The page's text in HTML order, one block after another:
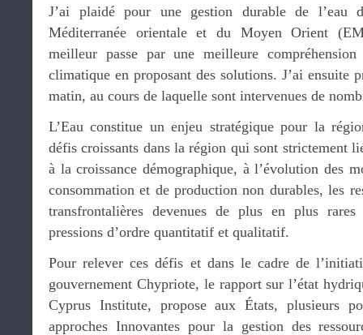
J’ai plaidé pour une gestion durable de l’eau
Méditerranée orientale et du Moyen Orient
meilleur passe par une meilleure
climatique en proposant des solutions. J’ai ensuite
matin, au cours de laquelle sont intervenues de
L’Eau constitue un enjeu stratégique pour la
défis croissants dans la région qui sont strictement
à la croissance démographique, à l’évolution des
consommation et de production non durables, les
transfrontalières devenues de plus en plus
pressions d’ordre quantitatif et qualitatif.
Pour relever ces défis et dans le cadre de
gouvernement Chypriote, le rapport sur l’état
Cyprus Institute, propose aux États, plusieurs
approches Innovantes pour la gestion des